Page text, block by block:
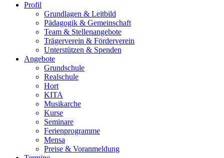
Profil
Grundlagen & Leitbild
Pädagogik & Gemeinschaft
Team & Stellenangebote
Trägerverein & Förderverein
Unterstützen & Spenden
Angebote
Grundschule
Realschule
Hort
KITA
Musikarche
Kurse
Seminare
Ferienprogramme
Mensa
Preise & Voranmeldung